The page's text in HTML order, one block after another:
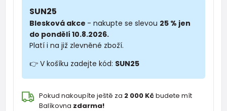
SUN25
Blesková akce - nakupte se slevou 25 % jen
do pondělí 10.8.2026.
Platí i na již zlevněné zboží.
👉 V košíku zadejte kód: SUN25
Pokud nakoupíte ještě za 2 000 Kčbudete mít
Balíkovna zdarma!